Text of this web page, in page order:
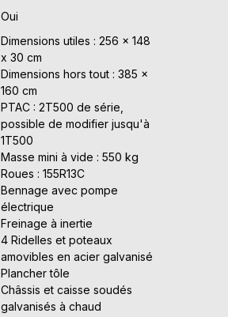
Oui
Dimensions utiles : 256 x 148
x 30 cm
Dimensions hors tout : 385 x
160 cm
PTAC : 2T500 de série,
possible de modifier jusqu'à
1T500
Masse mini à vide : 550 kg
Roues : 155R13C
Bennage avec pompe
électrique
Freinage à inertie
4 Ridelles et poteaux
amovibles en acier galvanisé
Plancher tôle
Châssis et caisse soudés
galvanisés à chaud